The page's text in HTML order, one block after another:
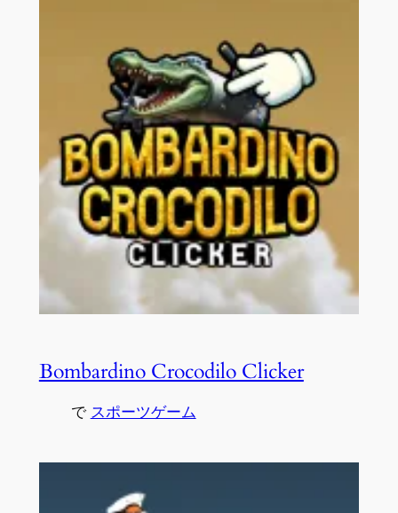
Bombardino Crocodilo Clicker
で スポーツゲーム